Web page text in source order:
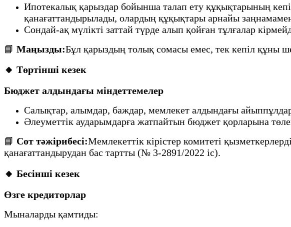
Ипотекалық қарыздар бойынша талап ету құқықтарының
қанағаттандырылады, олардың құқықтары арнайы
Сондай-ақ мүлікті заттай түрде алып қойған тұлғалар
📘 Маңызды:Бұл қарыздың толық сомасы емес, тек кепіл құны
🔸 Төртінші кезек
Бюджет алдындағы міндеттемелер
Салықтар, алымдар, баждар, мемлекет алдындағы
Әлеуметтік аударымдарға жатпайтын бюджет қорларына
📘 Сот тәжірибесі:Мемлекеттік кірістер комитеті
қанағаттандырудан бас тартты (№ 3-2891/2022 іс).
🔸 Бесінші кезек
Өзге кредиторлар
Мыналарды қамтиды: